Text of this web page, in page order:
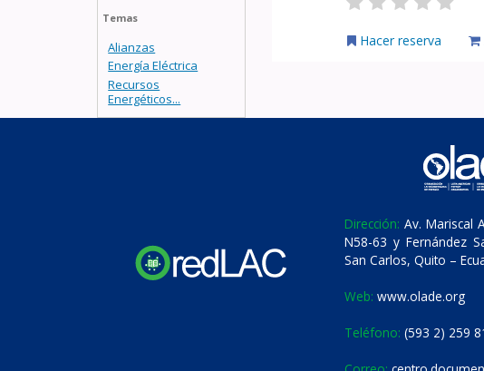
Temas
Alianzas
Energía Eléctrica
Recursos
Energéticos...
Hacer reserva
Dirección: Av. Mariscal
N58-63 y Fernández
San Carlos, Quito –
Web: www.olade.org
Teléfono: (593 2) 259